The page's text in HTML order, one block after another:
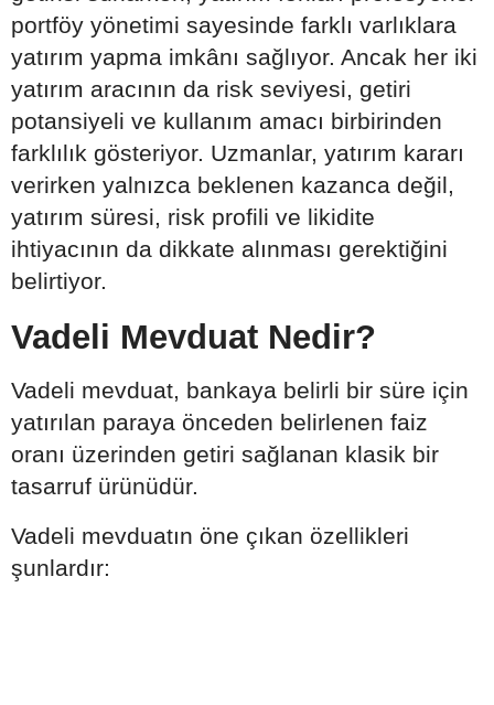
portföy yönetimi sayesinde farklı varlıklara
yatırım yapma imkânı sağlıyor. Ancak her iki
yatırım aracının da risk seviyesi, getiri
potansiyeli ve kullanım amacı birbirinden
farklılık gösteriyor. Uzmanlar, yatırım kararı
verirken yalnızca beklenen kazanca değil,
yatırım süresi, risk profili ve likidite
ihtiyacının da dikkate alınması gerektiğini
belirtiyor.
Vadeli Mevduat Nedir?
Vadeli mevduat, bankaya belirli bir süre için
yatırılan paraya önceden belirlenen faiz
oranı üzerinden getiri sağlanan klasik bir
tasarruf ürünüdür.
Vadeli mevduatın öne çıkan özellikleri
şunlardır: